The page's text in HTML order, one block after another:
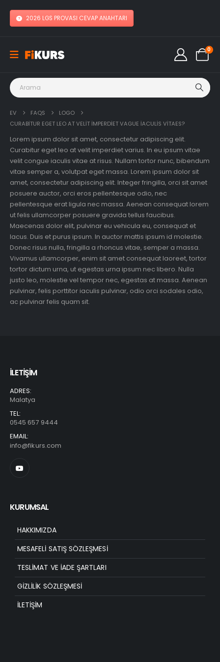
2026 LGS PROVASI CEVAP ANAHTARI
0
EV FAQS
LOGO
CURABITUR EGET LEO AT VELIT IMPERDIET VAGUE IACULIS VITAES?
Lorem ipsum dolor sit amet, consectetur adipiscing elit.
Curabitur eget leo at velit imperdiet varius. In eu ipsum vitae
velit congue iaculis vitae at risus. Nullam tortor nunc, bibendum
vitae semper a, volutpat eget massa. Lorem ipsum dolor sit
amet, consectetur adipiscing elit. Integer fringilla, orci sit amet
posuere auctor, orci eros pellentesque odio, nec
pellentesque erat ligula nec massa. Aenean consequat lorem
ut felis ullamcorper posuere gravida tellus faucibus.
Maecenas dolor elit, pulvinar eu vehicula eu, consequat et
lacus. Duis et purus ipsum. In auctor mattis ipsum id molestie.
Donec risus nulla, fringilla a rhoncus vitae, semper a massa.
Vivamus ullamcorper, enim sit amet consequat laoreet, tortor
tortor dictum urna, ut egestas urna ipsum nec libero. Nulla
justo leo, molestie vel tempor nec, egestas at massa. Aenean
pulvinar, felis porttitor iaculis pulvinar, odio orci sodales odio,
ac pulvinar felis quam sit.
İLETİŞİM
ADRES:
Malatya
TEL:
0545 657 9444
EMAIL:
info@fikurs.com
KURUMSAL
HAKKIMIZDA
MESAFELI SATIŞ SÖZLEŞMESI
TESLIMAT VE İADE ŞARTLARI
GIZLILIK SÖZLEŞMESI
İLETIŞIM